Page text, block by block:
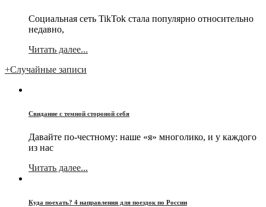
Социальная сеть TikTok стала популярно относительно
недавно,
Читать далее...
+Случайные записи
Свидание с темной стороной себя
Давайте по-честному: наше «я» многолико, и у каждого
из нас
Читать далее...
Куда поехать? 4 направления для поездок по России